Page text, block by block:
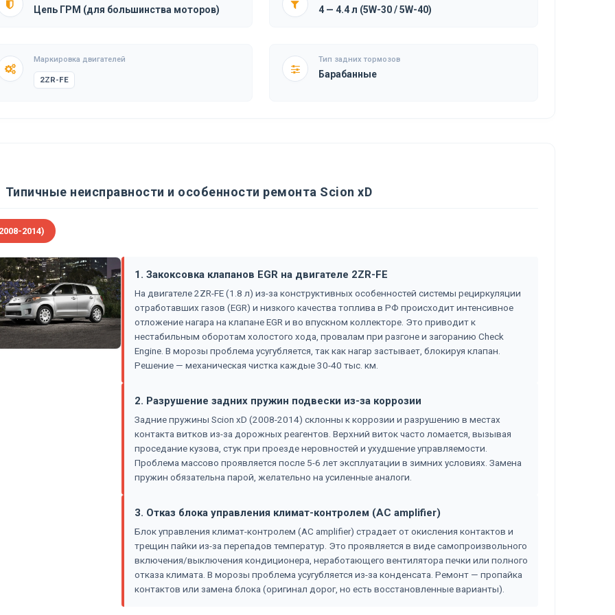
Цепь ГРМ (для большинства моторов) 4 — 4.4 л (5W-30 / 5W-40)
Маркировка двигателей
2ZR-FE
Тип задних тормозов
Барабанные
Типичные неисправности и особенности ремонта Scion xD
2014)
1. Закоксовка клапанов EGR на двигателе 2ZR-FE
На двигателе 2ZR-FE (1.8 л) из-за конструктивных особенностей системы рециркуляции
отработавших газов (EGR) и низкого качества топлива в РФ происходит интенсивное
отложение нагара на клапане EGR и во впускном коллекторе. Это приводит к
нестабильным оборотам холостого хода, провалам при разгоне и загоранию Check
Engine. В морозы проблема усугубляется, так как нагар застывает, блокируя клапан.
Решение — механическая чистка каждые 30-40 тыс. км.
2. Разрушение задних пружин подвески из-за коррозии
Задние пружины Scion xD (2008-2014) склонны к коррозии и разрушению в местах
контакта витков из-за дорожных реагентов. Верхний виток часто ломается, вызывая
проседание кузова, стук при проезде неровностей и ухудшение управляемости.
Проблема массово проявляется после 5-6 лет эксплуатации в зимних условиях. Замена
пружин обязательна парой, желательно на усиленные аналоги.
3. Отказ блока управления климат-контролем (AC amplifier)
Блок управления климат-контролем (AC amplifier) страдает от окисления контактов и
трещин пайки из-за перепадов температур. Это проявляется в виде самопроизвольного
включения/выключения кондиционера, неработающего вентилятора печки или полного
отказа климата. В морозы проблема усугубляется из-за конденсата. Ремонт — пропайка
контактов или замена блока (оригинал дорог, но есть восстановленные варианты).